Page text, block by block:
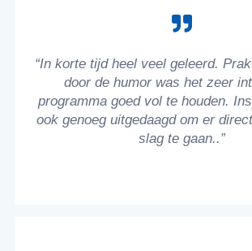
“In korte tijd heel veel geleerd.
door de humor was het zeer
programma goed vol te houden.
ook genoeg uitgedaagd om er
slag te gaan..”